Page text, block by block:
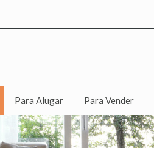
Para Alugar Para Vender